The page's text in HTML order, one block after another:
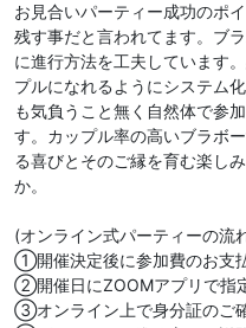
お見合いパーティー成功のポ
残す事だと言われてます。ブ
に進行方法を工夫しています
プルになれるようにシステム
も気負うこと無く自然体で参
す。カップル率の高いブラボ
る喜びとそのご縁を育む楽し
か。
(オンライン式パーティーの流
①開催決定後に参加費のお支
②開催日にZOOMアプリで指
③オンライン上で身分証のご